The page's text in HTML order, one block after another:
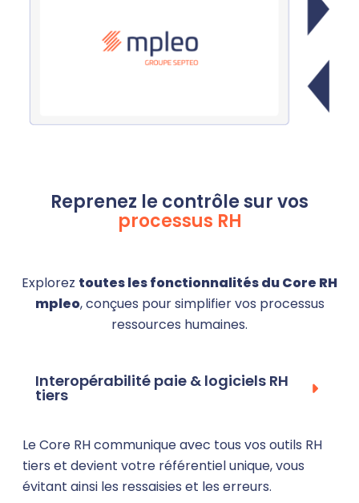
Reprenez le contrôle sur vos
processus RH
Explorez toutes les fonctionnalités du Core RH
mpleo, conçues pour simplifier vos processus
ressources humaines.
Interopérabilité paie & logiciels RH
tiers
Le Core RH communique avec tous vos outils RH
tiers et devient votre référentiel unique, vous
évitant ainsi les ressaisies et les erreurs.